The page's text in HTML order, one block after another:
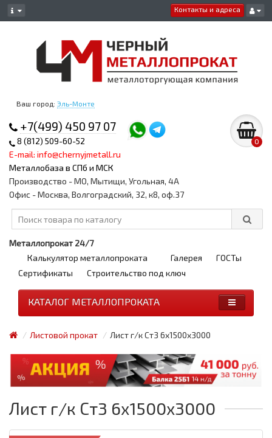
Контакты и адреса
Ваш город: Эль-Монте
+7(499) 450 97 07
8 (812) 509-60-52
E-mail: info@chernyjmetall.ru
Металлобаза в СПб и МСК
0
Производство - МО, Мытищи, Угольная, 4А
Офис - Москва, Волгоградский, 32, к8, оф.37
Металлопрокат 24/7
Калькулятор металлопроката
Галерея
ГОСТы
Сертификаты
Строительство под ключ
КАТАЛОГ МЕТАЛЛОПРОКАТА
Листовой прокат Лист г/к Ст3 6x1500x3000
Лист г/к Ст3 6x1500x3000